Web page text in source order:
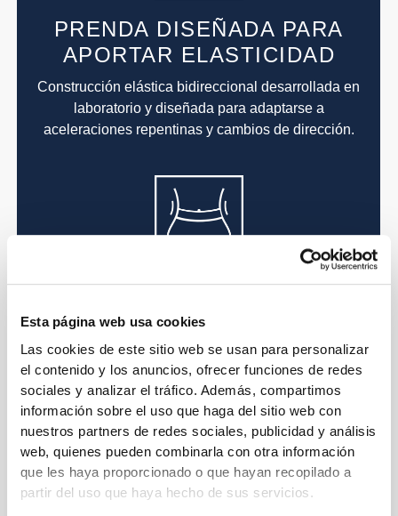
Esta página web usa cookies
Las cookies de este sitio web se usan para personalizar
el contenido y los anuncios, ofrecer funciones de redes
sociales y analizar el tráfico. Además, compartimos
información sobre el uso que haga del sitio web con
nuestros partners de redes sociales, publicidad y análisis
web, quienes pueden combinarla con otra información
que les haya proporcionado o que hayan recopilado a
partir del uso que haya hecho de sus servicios.
PRENDA DISEÑADA PARA
APORTAR ELASTICIDAD
Construcción elástica bidireccional desarrollada en
laboratorio y diseñada para adaptarse a
aceleraciones repentinas y cambios de dirección.
EN LO PRIMORDIAL
Su diseño de cintura alta aplana y aporta sujeción a
la zona abdominal y ayuda a mantenerlo todo en su
sitio para que no enseñes nada.